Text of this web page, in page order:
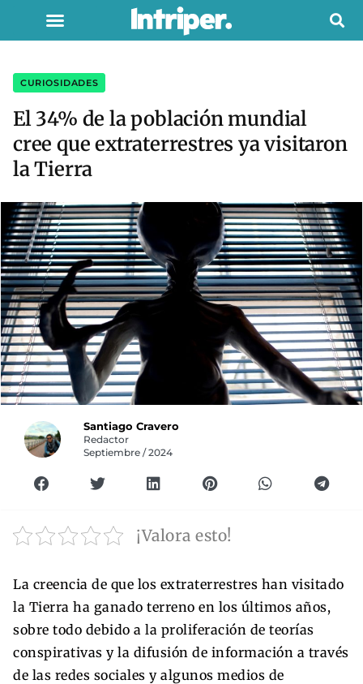
CURIOSIDADES
El 34% de la población mundial
cree que extraterrestres ya visitaron
la Tierra
Santiago Cravero
Redactor
Septiembre / 2024
¡Valora esto!
La creencia de que los extraterrestres han visitado
la Tierra ha ganado terreno en los últimos años,
sobre todo debido a la proliferación de teorías
conspirativas y la difusión de información a través
de las redes sociales y algunos medios de